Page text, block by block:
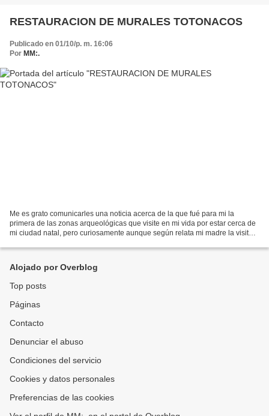
RESTAURACION DE MURALES TOTONACOS
Publicado en 01/10/p. m. 16:06
Por MM:.
Me es grato comunicarles una noticia acerca de la que fué para mi la
primera de las zonas arqueológicas que visite en mi vida por estar cerca de
mi ciudad natal, pero curiosamente aunque según relata mi madre la visite a
Alojado por Overblog
Top posts
Páginas
Contacto
Denunciar el abuso
Condiciones del servicio
Cookies y datos personales
Preferencias de las cookies